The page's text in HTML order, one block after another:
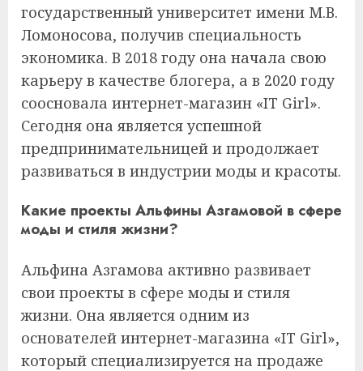
государственный университет имени М.В.
Ломоносова, получив специальность
экономика. В 2018 году она начала свою
карьеру в качестве блогера, а в 2020 году
соосновала интернет-магазин «IT Girl».
Сегодня она является успешной
предпринимательницей и продолжает
развиваться в индустрии моды и красоты.
Какие проекты Альфины Азгамовой в сфере
моды и стиля жизни?
Альфина Азгамова активно развивает
свои проекты в сфере моды и стиля
жизни. Она является одним из
основателей интернет-магазина «IT Girl»,
который специализируется на продаже